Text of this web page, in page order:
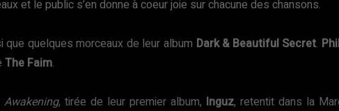
et le public s’en donne à coeur joie sur chacune des chansons.
quelques morceaux de leur album Dark & Beautiful Secret.
The Faim.
Awakening, tirée de leur premier album, Inguz, retentit dans la